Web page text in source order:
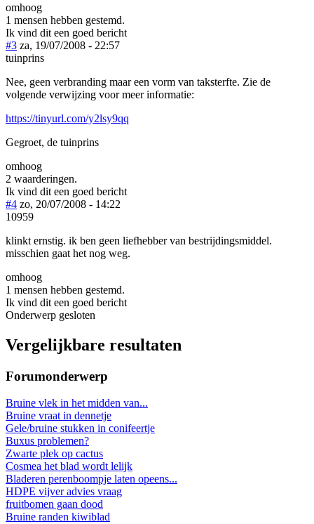
omhoog
1 mensen hebben gestemd.
Ik vind dit een goed bericht
#3 za, 19/07/2008 - 22:57
tuinprins
Nee, geen verbranding maar een vorm van taksterfte. Zie de
volgende verwijzing voor meer informatie:
https://tinyurl.com/y2lsy9qq
Gegroet, de tuinprins
omhoog
2 waarderingen.
Ik vind dit een goed bericht
#4 zo, 20/07/2008 - 14:22
10959
klinkt ernstig. ik ben geen liefhebber van bestrijdingsmiddel.
misschien gaat het nog weg.
omhoog
1 mensen hebben gestemd.
Ik vind dit een goed bericht
Onderwerp gesloten
Vergelijkbare resultaten
Forumonderwerp
Bruine vlek in het midden van...
Bruine vraat in dennetje
Gele/bruine stukken in conifeertje
Buxus problemen?
Zwarte plek op cactus
Cosmea het blad wordt lelijk
Bladeren perenboompje laten opeens...
HDPE vijver advies vraag
fruitbomen gaan dood
Bruine randen kiwiblad